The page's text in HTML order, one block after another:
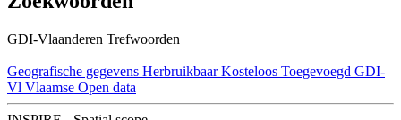
GDI-Vlaanderen Trefwoorden
Geografische gegevens Herbruikbaar Kosteloos Toegevoegd GDI-
Vl Vlaamse Open data